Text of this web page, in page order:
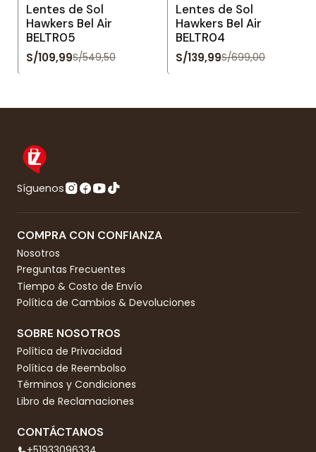
Lentes de Sol
Hawkers Bel Air
BELTR05
S/109,99S/549,50
Lentes de Sol
Hawkers Bel Air
BELTR04
S/139,99S/699,00
Síguenos
COMPRA CON CONFIANZA
Nosotros
Preguntas Frecuentes
Tiempo & Costo de Envío
Política de Cambios & Devoluciones
SOBRE NOSOTROS
Política de Privacidad
Política de Reembolso
Términos y Condiciones
Libro de Reclamaciones
CONTÁCTANOS